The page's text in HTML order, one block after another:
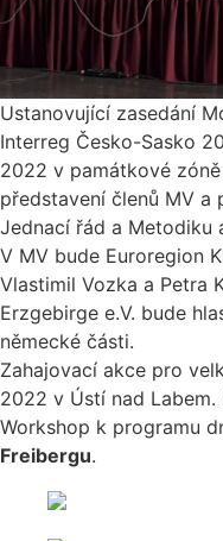
Ustanovující zasedání
Interreg Česko-Sasko
2022 v památkové
představení členů MV a
Jednací řád a Metodiku
V MV bude Euroregion
Vlastimil Vozka a Petra
Erzgebirge e.V. bude
německé části.
Zahajovací akce pro
2022 v Ústí nad
Workshop k programu
Freibergu.